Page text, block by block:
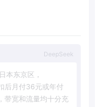
DeepSeek
日本东 京 区 ，
后 月 付36元或年付
， 带宽和流量均十分充